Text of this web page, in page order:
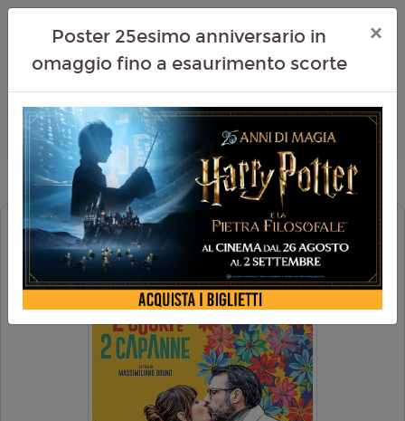
DUE CUORI E DUE CAPANNE
Poster 25esimo anniversario in
omaggio fino a esaurimento scorte
×